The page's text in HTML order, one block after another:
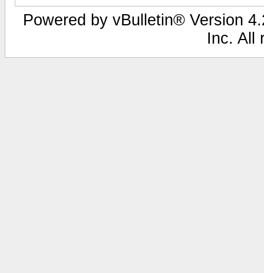
Powered by vBulletin® Version
Inc. All